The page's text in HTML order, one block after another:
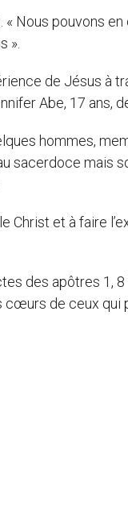
Nous pouvons
».
de Jésus à
Abe, 17 ans,
hommes,
sacerdoce mais
Christ et à faire
des apôtres 1, 8
cœurs de ceux qui